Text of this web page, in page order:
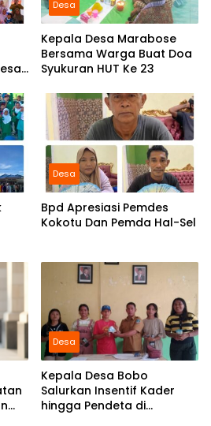
Desa
Kepala Desa Marabose
Bersama Warga Buat Doa
Syukuran HUT Ke 23
Desa
Bpd Apresiasi Pemdes
Kokotu Dan Pemda Hal-Sel
Desa
Kepala Desa Bobo
Salurkan Insentif Kader
hingga Pendeta di